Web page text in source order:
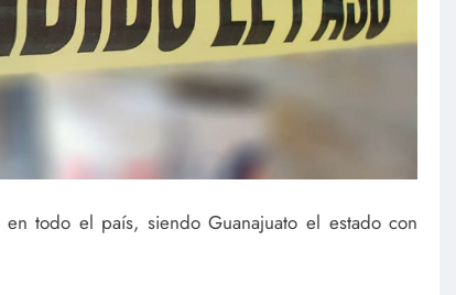
todo el país, siendo Guanajuato el estado con